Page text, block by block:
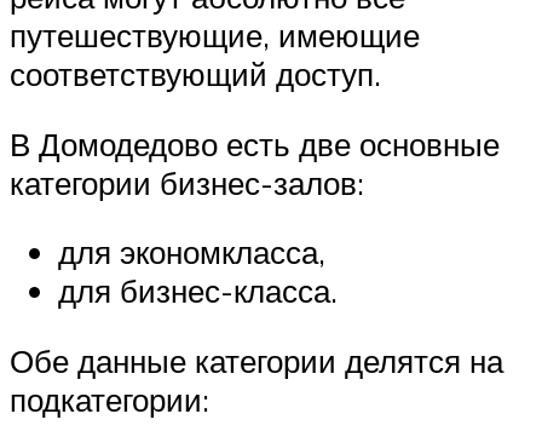
путешествующие, имеющие
соответствующий доступ.
В Домодедово есть две основные
категории бизнес-залов:
для экономкласса,
для бизнес-класса.
Обе данные категории делятся на
подкатегории: